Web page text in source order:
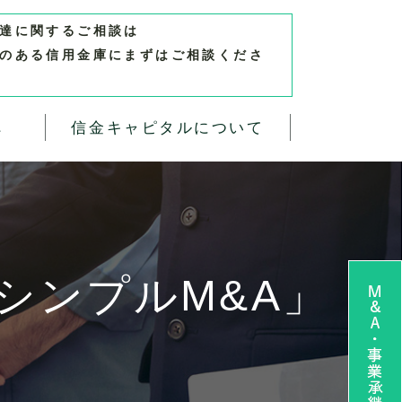
に関するご相談は
ある信用金庫にまずはご相談くださ
信金キャピタルについて
ンプルM&A」